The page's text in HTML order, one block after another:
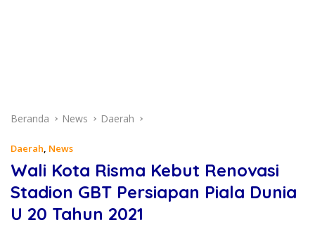
Beranda News Daerah
Daerah, News
Wali Kota Risma Kebut Renovasi
Stadion GBT Persiapan Piala Dunia
U 20 Tahun 2021